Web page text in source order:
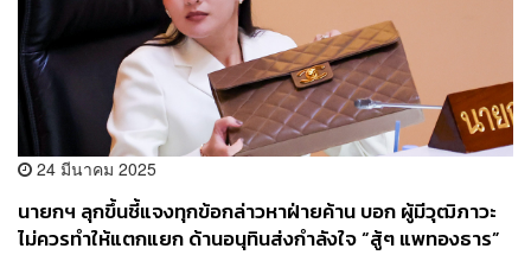
24 มีนาคม 2025
นายกฯ ลุกขึ้นชี้แจงทุกข้อกล่าวหาฝ่ายค้าน บอก ผู้มีวุฒิภาวะ
ไม่ควรทำให้แตกแยก ด้านอนุทินส่งกำลังใจ “สู้ๆ แพทองธาร”